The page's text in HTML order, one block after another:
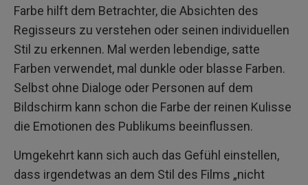
Farbe hilft dem Betrachter, die Absichten des
Regisseurs zu verstehen oder seinen individuellen
Stil zu erkennen. Mal werden lebendige, satte
Farben verwendet, mal dunkle oder blasse Farben.
Selbst ohne Dialoge oder Personen auf dem
Bildschirm kann schon die Farbe der reinen Kulisse
die Emotionen des Publikums beeinflussen.
Umgekehrt kann sich auch das Gefühl einstellen,
dass irgendetwas an dem Stil des Films „nicht